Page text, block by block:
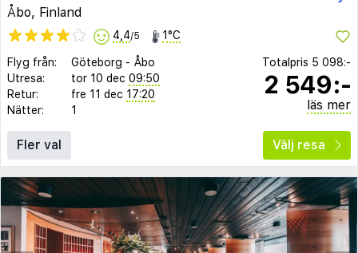
Åbo, Finland
4,4/5 1°C
Flyg från: Göteborg - Åbo
Utresa:
tor 10 dec 09:50
Retur:
fre 11 dec 17:20
Nätter:
1
Totalpris 5 098:-
2 549:-
läs mer
Fler val Välj resa